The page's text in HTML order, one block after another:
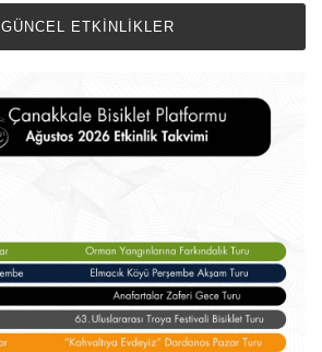
GÜNCEL ETKINLIKLER